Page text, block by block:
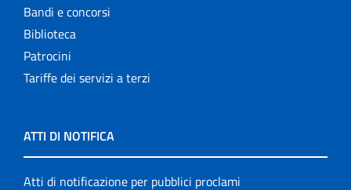
Bandi e concorsi
Biblioteca
Patrocini
Tariffe dei servizi a terzi
ATTI DI NOTIFICA
Atti di notificazione per pubblici proclami